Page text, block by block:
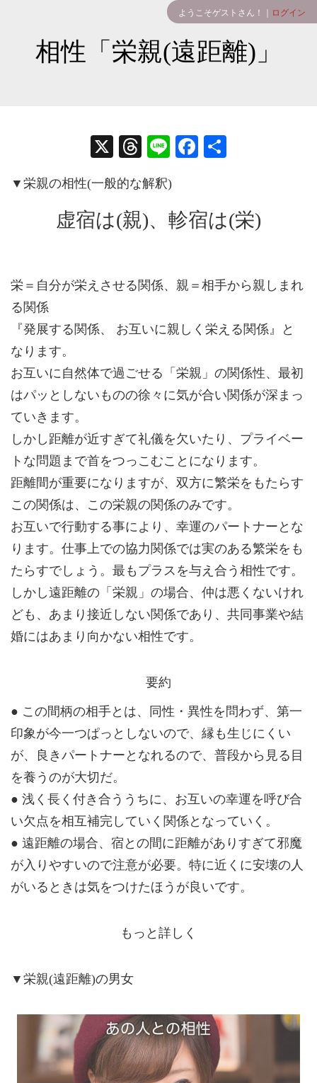
ようこそゲストさん！｜ ログイン
相性「栄親(遠距離)」
X
T
ea
ds
Li
Fa
ok
▼栄親の相性(一般的な解釈)
虚宿は(親)、軫宿は(栄)
栄＝自分が栄えさせる関係、親＝相手から親しまれ
る関係
『発展する関係、 お互いに親しく栄える関係』と
なります。
お互いに自然体で過ごせる「栄親」の関係性、最初
はパッとしないものの徐々に気が合い関係が深まっ
ていきます。
しかし距離が近すぎて礼儀を欠いたり、プライベー
トな問題まで首をつっこむことになります。
距離間が重要になりますが、双方に繁栄をもたらす
この関係は、この栄親の関係のみです。
お互いで行動する事により、幸運のパートナーとな
ります。仕事上での協力関係では実のある繁栄をも
たらすでしょう。最もプラスを与え合う相性です。
しかし遠距離の「栄親」の場合、仲は悪くないけれ
ども、あまり接近しない関係であり、共同事業や結
婚にはあまり向かない相性です。
要約
● この間柄の相手とは、同性・異性を問わず、第一
印象が今一つぱっとしないので、縁も生じにくい
が、良きパートナーとなれるので、普段から見る目
を養うのが大切だ。
● 浅く長く付き合ううちに、お互いの幸運を呼び合
い欠点を相互補完していく関係となっていく。
● 遠距離の場合、宿との間に距離がありすぎて邪魔
が入りやすいので注意が必要。特に近くに安壊の人
がいるときは気をつけたほうが良いです。
もっと詳しく
▼栄親(遠距離)の男女